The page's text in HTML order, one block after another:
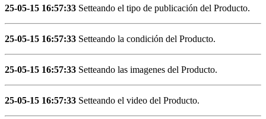
25-05-15 16:57:33 Setteando el tipo de publicación del Producto.
25-05-15 16:57:33 Setteando la condición del Producto.
25-05-15 16:57:33 Setteando las imagenes del Producto.
25-05-15 16:57:33 Setteando el video del Producto.